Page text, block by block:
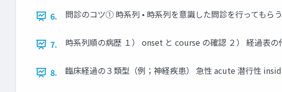
6. 問診のコツ① 時系列 • 時系列を意識した問診を行ってもら
7. 時系列順の病歴 １） onset と course の確認 ２） 経過表
8. 臨床経過の３類型（例；神経疾患） 急性 acute 潜行性